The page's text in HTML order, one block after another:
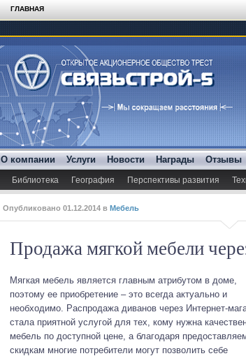
ГЛАВНАЯ
О компании Услуги Новости Награды Отзывы
Библиотека География Перспективы развития
Опубликовано 01.12.2014 в Мебель
Продажа мягкой мебели
Мягкая мебель является главным атрибутом в доме,
поэтому ее приобретение – это всегда актуально и
необходимо. Распродажа диванов через Интернет-
стала приятной услугой для тех, кому нужна
мебель по доступной цене, а благодаря
скидкам многие потребители могут позволить себе